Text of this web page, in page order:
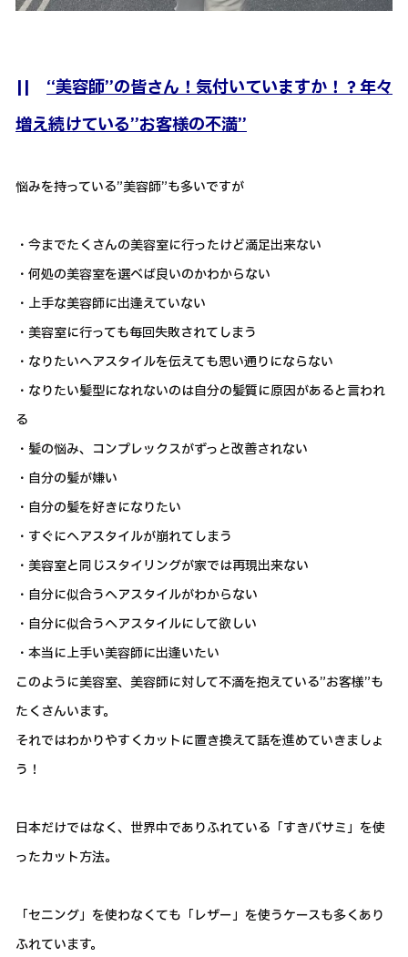
|| “美容師”の皆さん！気付いていますか！？年々
増え続けている”お客様の不満”
悩みを持っている”美容師”も多いですが
・今までたくさんの美容室に行ったけど満足出来ない
・何処の美容室を選べば良いのかわからない
・上手な美容師に出逢えていない
・美容室に行っても毎回失敗されてしまう
・なりたいヘアスタイルを伝えても思い通りにならない
・なりたい髪型になれないのは自分の髪質に原因があると言われ
る
・髪の悩み、コンプレックスがずっと改善されない
・自分の髪が嫌い
・自分の髪を好きになりたい
・すぐにヘアスタイルが崩れてしまう
・美容室と同じスタイリングが家では再現出来ない
・自分に似合うヘアスタイルがわからない
・自分に似合うヘアスタイルにして欲しい
・本当に上手い美容師に出逢いたい
このように美容室、美容師に対して不満を抱えている”お客様”も
たくさんいます。
それではわかりやすくカットに置き換えて話を進めていきましょ
う！
日本だけではなく、世界中でありふれている「すきバサミ」を使
ったカット方法。
「セニング」を使わなくても「レザー」を使うケースも多くあり
ふれています。